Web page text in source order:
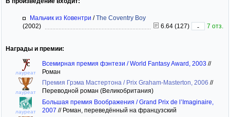
Мальчик из Ковентри /The Coventry Boy
(2002)
6.64 (127) - 7 отз.
Награды и премии:
лауреат
Всемирная премия фэнтези / World Fantasy Award, 2003 //
Роман
лауреат
Премия Грэма Мастертона / Prix Graham-Masterton, 2006 //
Переводной роман (Великобритания)
лауреат
Большая премия Воображения / Grand Prix de l’Imaginaire,
2007 // Роман, переведённый на французский